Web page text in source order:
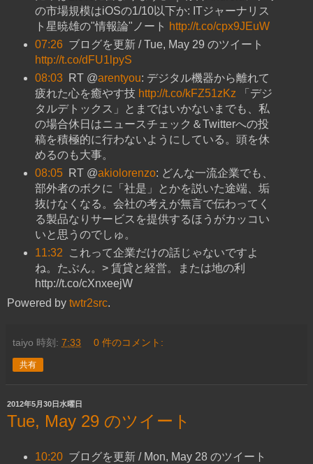
の市場規模はiOSの1/10以下か: ITジャーナリス
ト星暁雄の"情報論"ノート http://t.co/cpx9JEuW
07:26 ブログを更新 / Tue, May 29 のツイート
http://t.co/dFU1lpyS
08:03
RT @arentyou: デジタル機器から離れて
疲れた心を癒やす技 http://t.co/kFZ51zKz 「デジ
タルデトックス」とまではいかないまでも、私
の場合休日はニュースチェック＆Twitterへの投
稿を積極的に行わないようにしている。頭を休
めるのも大事。
08:05
RT @akiolorenzo: どんな一流企業でも、
部外者のボクに「社是」とかを説いた途端、垢
抜けなくなる。会社の考えが無言で伝わってく
る製品なりサービスを提供するほうがカッコい
いと思うのでしゅ。
11:32
これって企業だけの話じゃないですよ
ね。たぶん。> 賃貸と経営。または地の利
http://t.co/cXnxeejW
Powered by twtr2src.
taiyo 時刻: 7:33 0 件のコメント:
共有
2012年5月30日水曜日
Tue, May 29 のツイート
10:20 ブログを更新 / Mon, May 28 のツイート